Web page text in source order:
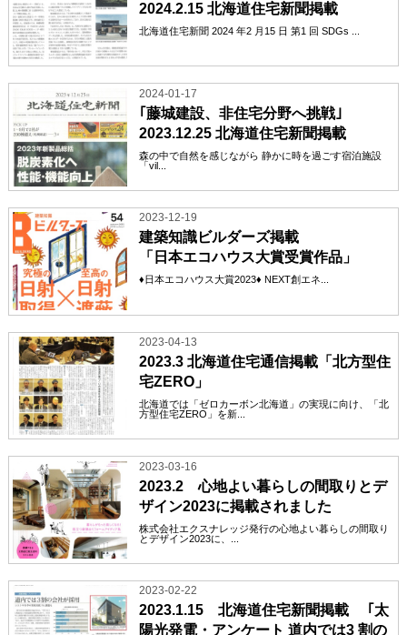
2024.2.15 北海道住宅新聞掲載
北海道住宅新聞 2024 年2 月15 日 第1 回 SDGs ...
2024-01-17
｢藤城建設、非住宅分野へ挑戦｣
2023.12.25 北海道住宅新聞掲載
森の中で自然を感じながら 静かに時を過ごす宿泊施設
「vil...
2023-12-19
建築知識ビルダーズ掲載
「日本エコハウス大賞受賞作品」
♦日本エコハウス大賞2023♦ NEXT創エネ...
2023-04-13
2023.3 北海道住宅通信掲載「北方型住
宅ZERO」
北海道では「ゼロカーボン北海道」の実現に向け、「北
方型住宅ZERO」を新...
2023-03-16
2023.2 心地よい暮らしの間取りとデ
ザイン2023に掲載されました
株式会社エクスナレッジ発行の心地よい暮らしの間取り
とデザイン2023に、...
2023-02-22
2023.1.15 北海道住宅新聞掲載 ｢太
陽光発電・アンケート 道内では3 割の